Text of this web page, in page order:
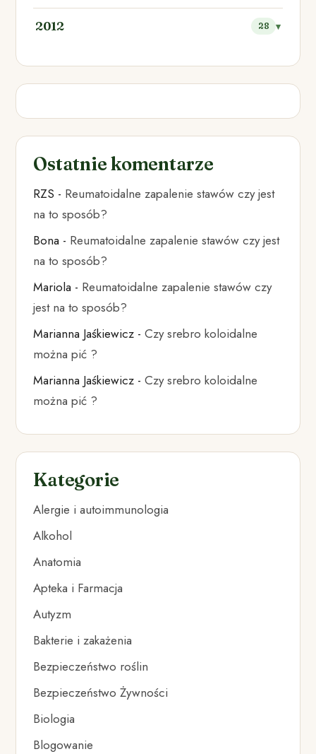
2012 28
Ostatnie komentarze
RZS - Reumatoidalne zapalenie stawów czy jest
na to sposób?
Bona - Reumatoidalne zapalenie stawów czy jest
na to sposób?
Mariola - Reumatoidalne zapalenie stawów czy
jest na to sposób?
Marianna Jaśkiewicz -Czy srebro koloidalne
można pić ?
Marianna Jaśkiewicz -Czy srebro koloidalne
można pić ?
Kategorie
Alergie i autoimmunologia
Alkohol
Anatomia
Apteka i Farmacja
Autyzm
Bakterie i zakażenia
Bezpieczeństwo roślin
Bezpieczeństwo Żywności
Biologia
Blogowanie